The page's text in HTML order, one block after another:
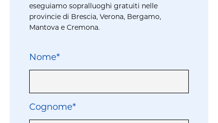
eseguiamo sopralluoghi gratuiti nelle
provincie di Brescia, Verona, Bergamo,
Mantova e Cremona.
Nome*
Cognome*